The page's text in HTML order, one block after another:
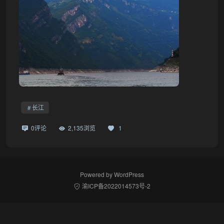
长江
0评论 2,135浏览 1
Powered byWordPress
渝ICP备2022014573号-2